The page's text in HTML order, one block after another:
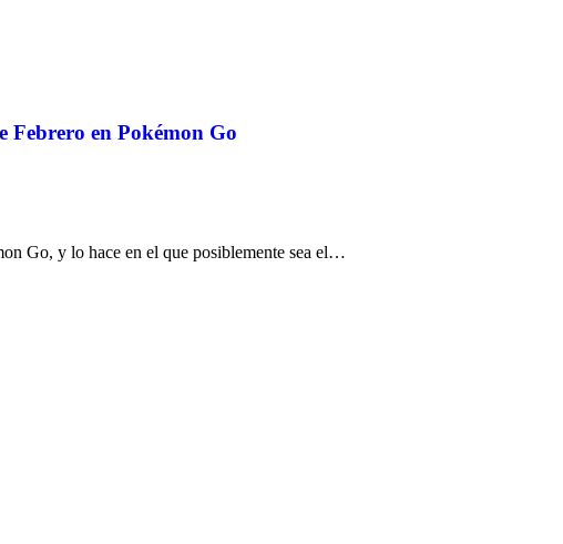
Febrero en Pokémon Go
Go, y lo hace en el que posiblemente sea el…